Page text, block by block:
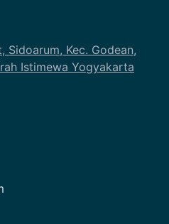
Sidoarum, Kec. Godean,
Istimewa Yogyakarta